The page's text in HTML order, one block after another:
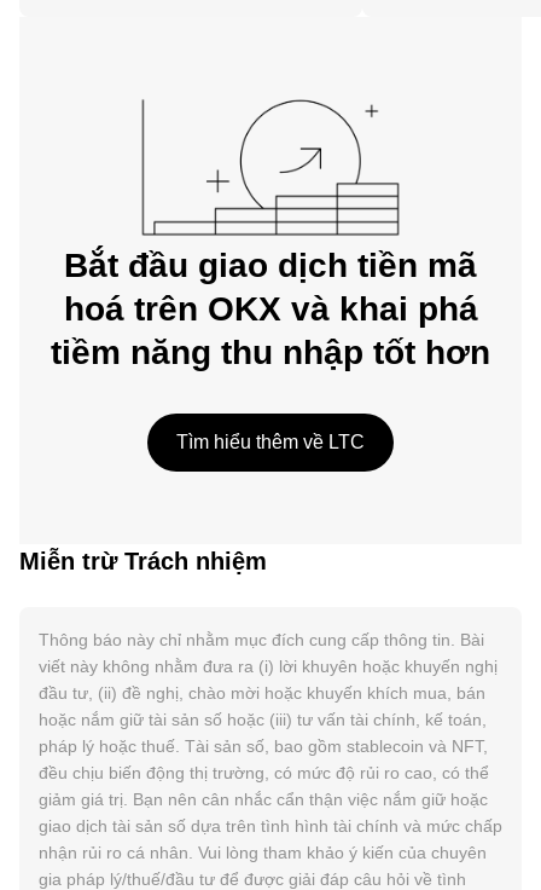
Bắt đầu giao dịch tiền mã
hoá trên OKX và khai phá
tiềm năng thu nhập tốt hơn
Tìm hiểu thêm về LTC
Miễn trừ Trách nhiệm
Thông báo này chỉ nhằm mục đích cung cấp thông tin. Bài
viết này không nhằm đưa ra (i) lời khuyên hoặc khuyến nghị
đầu tư, (ii) đề nghị, chào mời hoặc khuyến khích mua, bán
hoặc nắm giữ tài sản số hoặc (iii) tư vấn tài chính, kế toán,
pháp lý hoặc thuế. Tài sản số, bao gồm stablecoin và NFT,
đều chịu biến động thị trường, có mức độ rủi ro cao, có thể
giảm giá trị. Bạn nên cân nhắc cẩn thận việc nắm giữ hoặc
giao dịch tài sản số dựa trên tình hình tài chính và mức chấp
nhận rủi ro cá nhân. Vui lòng tham khảo ý kiến của chuyên
gia pháp lý/thuế/đầu tư để được giải đáp câu hỏi về tình